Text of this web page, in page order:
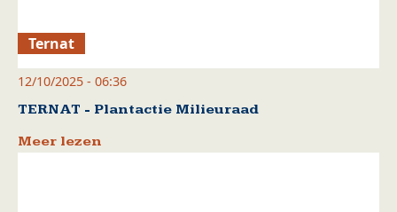
Ternat
12/10/2025 - 06:36
TERNAT - Plantactie Milieuraad
Meer lezen